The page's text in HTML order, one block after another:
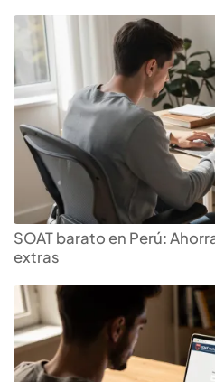
SOAT barato en Perú:
extras